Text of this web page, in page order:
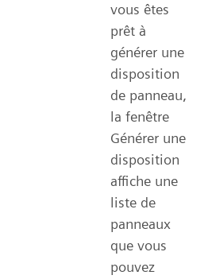
vous êtes
prêt à
générer une
disposition
de panneau,
la fenêtre
Générer une
disposition
affiche une
liste de
panneaux
que vous
pouvez